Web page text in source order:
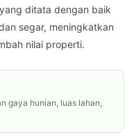
ditata dengan baik
segar, meningkatkan
nilai properti.
gaya hunian, luas lahan,